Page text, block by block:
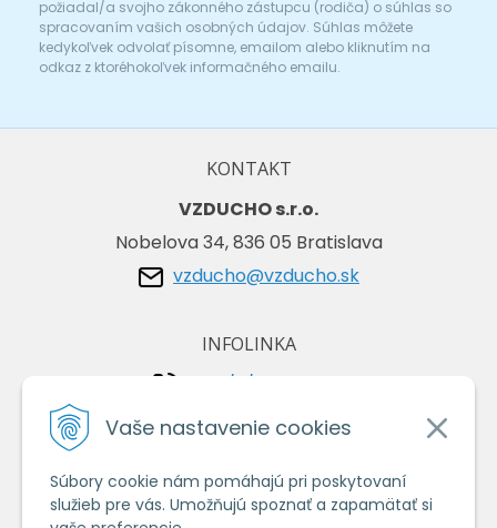
Vaše nastavenie cookies
Súbory cookie nám pomáhajú pri poskytovaní
služieb pre vás. Umožňujú spoznať a zapamätať si
požiadal/a svojho zákonného zástupcu (rodiča) o súhlas so
spracovaním vašich osobných údajov. Súhlas môžete
kedykoľvek odvolať písomne, emailom alebo kliknutím na
odkaz z ktoréhokoľvek informačného emailu.
KONTAKT
VZDUCHO s.r.o.
Nobelova 34, 836 05 Bratislava
vzducho@vzducho.sk
INFOLINKA
+421/2/4464 0134
+421/903 729 042
VŠETKO O NÁKUPE